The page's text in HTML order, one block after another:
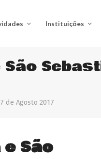
Instituições
de Agosto 2017
São